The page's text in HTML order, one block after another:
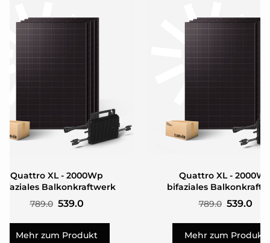
Quattro XL - 2000Wp
Balkonkraftwerk
789.0 539.0
Mehr zum Produkt
Quattro XL -
bifaziales
789.0 539.0
Mehr zum Produkt